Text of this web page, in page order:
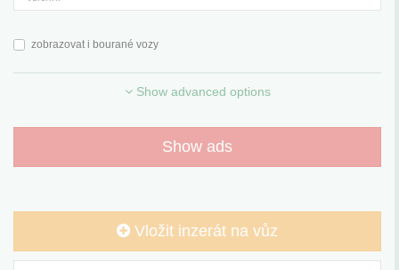
zobrazovat i bourané vozy
Show advanced options
Show ads
Vložit inzerát na vůz